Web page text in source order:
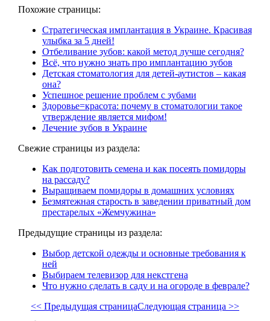
Похожие страницы:
Стратегическая имплантация в Украине. Красивая
улыбка за 5 дней!
Отбеливание зубов: какой метод лучше сегодня?
Всё, что нужно знать про имплантацию зубов
Детская стоматология для детей-аутистов – какая
она?
Успешное решение проблем с зубами
Здоровье=красота: почему в стоматологии такое
утверждение является мифом!
Лечение зубов в Украине
Свежие страницы из раздела:
Как подготовить семена и как посеять помидоры
на рассаду?
Выращиваем помидоры в домашних условиях
Безмятежная старость в заведении приватный дом
престарелых «Жемчужина»
Предыдущие страницы из раздела:
Выбор детской одежды и основные требования к
ней
Выбираем телевизор для некстгена
Что нужно сделать в саду и на огороде в феврале?
<< Предыдущая страницаСледующая страница >>